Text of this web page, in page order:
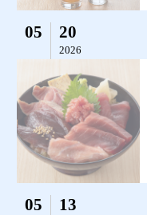
05 20
2026
05 13